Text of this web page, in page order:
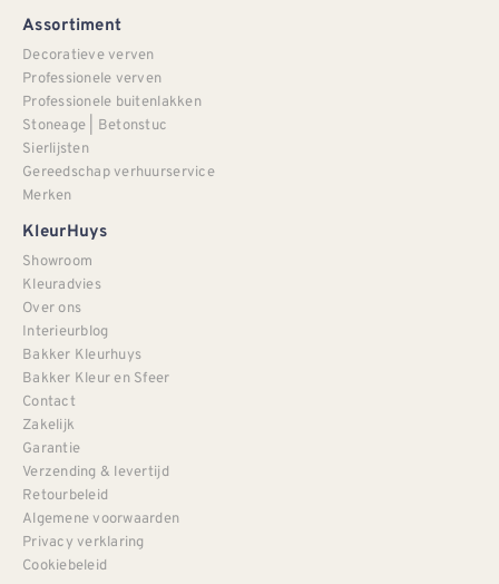
Assortiment
Decoratieve verven
Professionele verven
Professionele buitenlakken
Stoneage | Betonstuc
Sierlijsten
Gereedschap verhuurservice
Merken
KleurHuys
Showroom
Kleuradvies
Over ons
Interieurblog
Bakker Kleurhuys
Bakker Kleur en Sfeer
Contact
Zakelijk
Garantie
Verzending & levertijd
Retourbeleid
Algemene voorwaarden
Privacy verklaring
Cookiebeleid